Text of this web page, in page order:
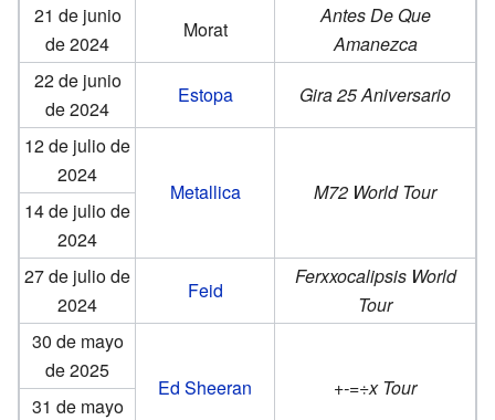
21 de junio
de 2024
Morat
Antes De Que
Amanezca
22 de junio
de 2024
Estopa
Gira 25 Aniversario
12 de julio de
2024
Metallica M72 World Tour
14 de julio de
2024
27 de julio de
2024
Feid
Ferxxocalipsis World
Tour
30 de mayo
de 2025
Ed Sheeran +-=÷x Tour
31 de mayo